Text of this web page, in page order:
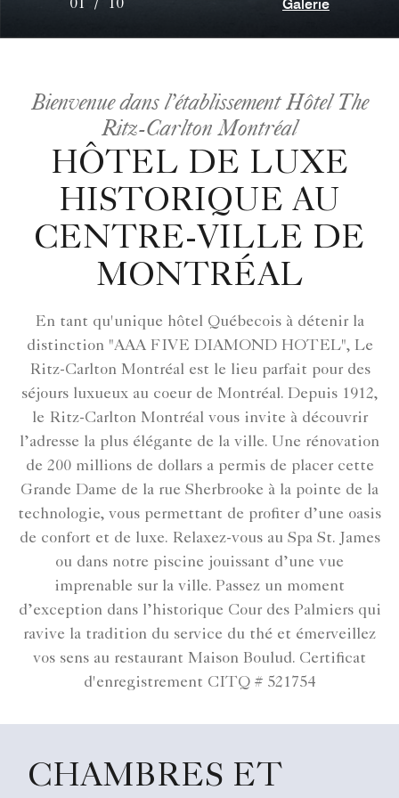
01 / 10 Galerie
Bienvenue dans l’établissement Hôtel The
Ritz-Carlton Montréal
HÔTEL DE LUXE
HISTORIQUE AU
CENTRE-VILLE DE
MONTRÉAL
En tant qu'unique hôtel Québecois à détenir la
distinction "AAA FIVE DIAMOND HOTEL", Le
Ritz-Carlton Montréal est le lieu parfait pour des
séjours luxueux au coeur de Montréal. Depuis 1912,
le Ritz-Carlton Montréal vous invite à découvrir
l’adresse la plus élégante de la ville. Une rénovation
de 200 millions de dollars a permis de placer cette
Grande Dame de la rue Sherbrooke à la pointe de la
technologie, vous permettant de profiter d’une oasis
de confort et de luxe. Relaxez-vous au Spa St. James
ou dans notre piscine jouissant d’une vue
imprenable sur la ville. Passez un moment
d’exception dans l’historique Cour des Palmiers qui
ravive la tradition du service du thé et émerveillez
vos sens au restaurant Maison Boulud. Certificat
d'enregistrement CITQ # 521754
CHAMBRES ET